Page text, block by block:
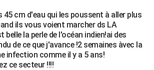
45 cm d'eau qui les poussent à aller plus
ils vous voient marcher ds LA
belle la perle de l'océan indien!ai des
de ce que j'avance !2 semaines àvec la
infection comme il y a 5 ans!
ce secteur !!!!